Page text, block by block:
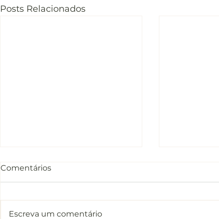
Posts Relacionados
Comentários
Escreva um comentário